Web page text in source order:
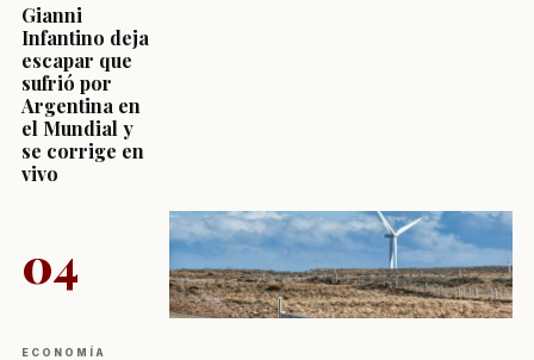
Gianni
Infantino deja
escapar que
sufrió por
Argentina en
el Mundial y
se corrige en
vivo
04
ECONOMÍA